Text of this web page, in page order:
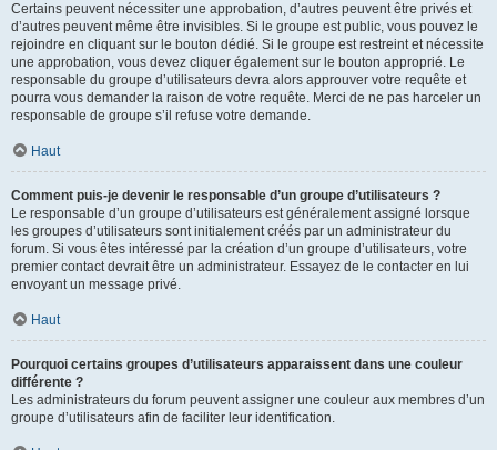
Certains peuvent nécessiter une approbation, d’autres peuvent être privés et
d’autres peuvent même être invisibles. Si le groupe est public, vous pouvez le
rejoindre en cliquant sur le bouton dédié. Si le groupe est restreint et nécessite
une approbation, vous devez cliquer également sur le bouton approprié. Le
responsable du groupe d’utilisateurs devra alors approuver votre requête et
pourra vous demander la raison de votre requête. Merci de ne pas harceler un
responsable de groupe s’il refuse votre demande.
Haut
Comment puis-je devenir le responsable d’un groupe d’utilisateurs ?
Le responsable d’un groupe d’utilisateurs est généralement assigné lorsque
les groupes d’utilisateurs sont initialement créés par un administrateur du
forum. Si vous êtes intéressé par la création d’un groupe d’utilisateurs, votre
premier contact devrait être un administrateur. Essayez de le contacter en lui
envoyant un message privé.
Haut
Pourquoi certains groupes d’utilisateurs apparaissent dans une couleur
différente ?
Les administrateurs du forum peuvent assigner une couleur aux membres d’un
groupe d’utilisateurs afin de faciliter leur identification.